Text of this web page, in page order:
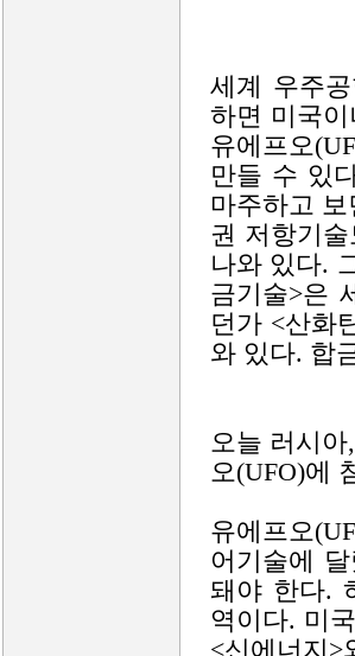
세계 우주
하면 미국
유에프오
만들 수 있
마주하고
권 저항기
나와 있다.
금기술>은
던가 <산화
와 있다. 합
오늘 러시
오(UFO)에
유에프오
어기술에
돼야 한다.
역이다. 미
<신에너지>